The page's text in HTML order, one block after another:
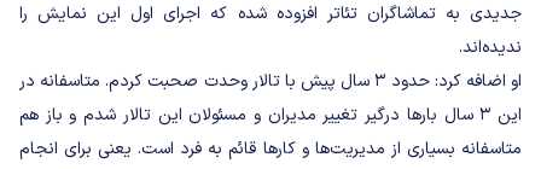
جدیدی به تماشاگران تئاتر افزوده شده که اجرای اول این نمایش را
ندیده‌اند.
او اضافه کرد: حدود ۳ سال پیش با تالار وحدت صحبت کردم. متاسفانه در
این ۳ سال بارها درگیر تغییر مدیران و مسئولان این تالار شدم و باز هم
متاسفانه بسیاری از مدیریت‌ها و کارها قائم به فرد است. یعنی برای انجام